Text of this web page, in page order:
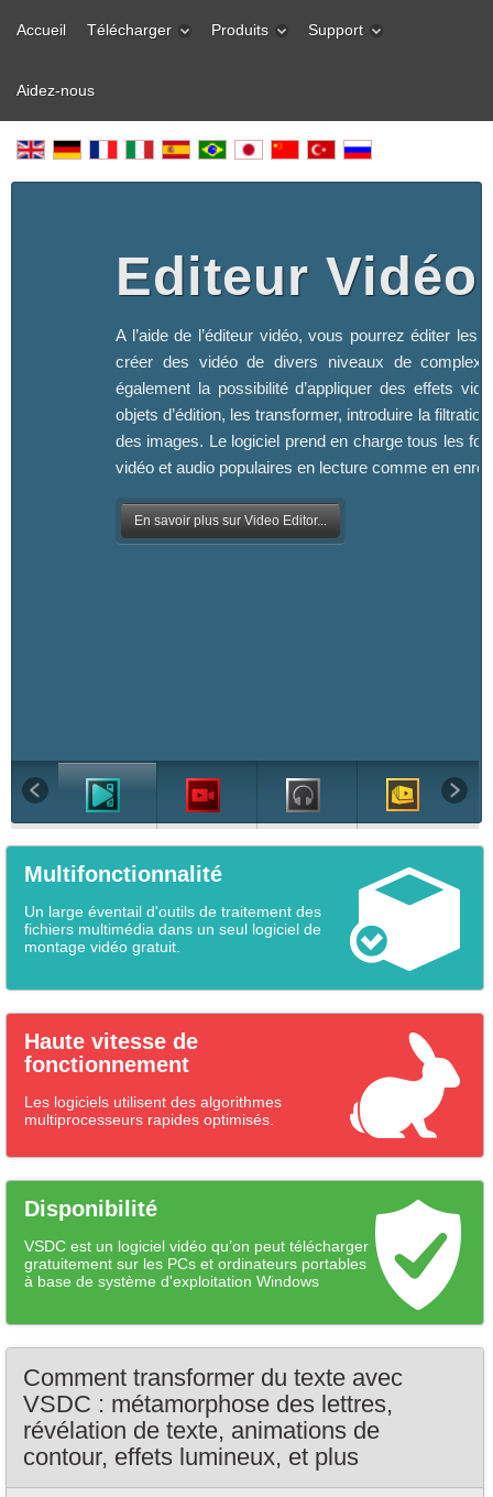
Accueil Télécharger Produits Support
Aidez-nous
Editeur Vidéo
A l’aide de l’éditeur vidéo, vous pourrez éditer les
créer des vidéo de divers niveaux de
également la possibilité d’appliquer des effets
objets d’édition, les transformer, introduire la
des images. Le logiciel prend en charge tous les
vidéo et audio populaires en lecture comme en
En savoir plus sur Video Editor...
Multifonctionnalité
Un large éventail d'outils de traitement des
fichiers multimédia dans un seul logiciel de
montage vidéo gratuit.
Haute vitesse de
fonctionnement
Les logiciels utilisent des algorithmes
multiprocesseurs rapides optimisés.
Disponibilité
VSDC est un logiciel vidéo qu’on peut télécharger
gratuitement sur les PCs et ordinateurs portables
à base de système d'exploitation Windows
Comment transformer du texte avec
VSDC : métamorphose des lettres,
révélation de texte, animations de
contour, effets lumineux, et plus